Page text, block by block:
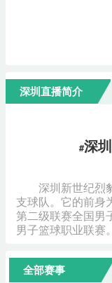
深圳直播简介
#深
深圳新世纪烈豹
支球队。它的前身
第二级联赛全国男
男子篮球职业联赛。
全部赛事